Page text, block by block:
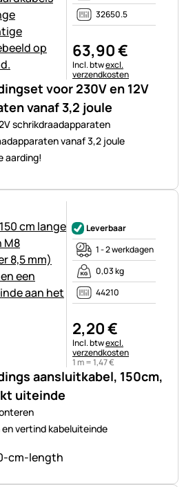
voor 230V en 12V
vanaf 3,2 joule
schrikdraadapparaten
vanaf 3,2 joule
aarding!
32650.5
63,90€
Belastinginformatie:
Incl. btwexcl.
verzendkosten
aansluitkabel, 150cm,
uiteinde
vertind kabeluiteinde
Leverbaar
1 - 2 werkdagen
0,03 kg
44210
2,20€
Belastinginformatie:
Incl. btwexcl.
verzendkosten
1 m =1,47€